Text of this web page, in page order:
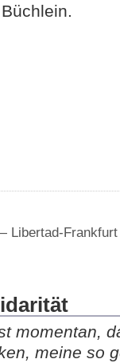
Libertad-Frankfurt
momentan,
meine so